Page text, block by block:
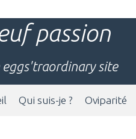
passion
eggs'traordinary site
Qui suis-je ? Oviparité